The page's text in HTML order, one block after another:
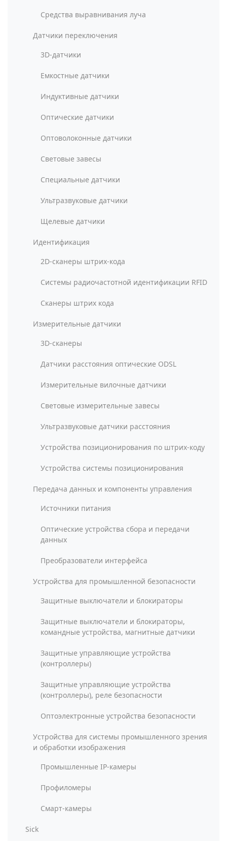
Средства выравнивания луча
Датчики переключения
3D-датчики
Емкостные датчики
Индуктивные датчики
Оптические датчики
Оптоволоконные датчики
Световые завесы
Специальные датчики
Ультразвуковые датчики
Щелевые датчики
Идентификация
2D-сканеры штрих-кода
Системы радиочастотной идентификации RFID
Сканеры штрих кода
Измерительные датчики
3D-сканеры
Датчики расстояния оптические ODSL
Измерительные вилочные датчики
Световые измерительные завесы
Ультразвуковые датчики расстояния
Устройства позиционирования по штрих-коду
Устройства системы позиционирования
Передача данных и компоненты управления
Источники питания
Оптические устройства сбора и передачи
данных
Преобразователи интерфейса
Устройства для промышленной безопасности
Защитные выключатели и блокираторы
Защитные выключатели и блокираторы,
командные устройства, магнитные датчики
Защитные управляющие устройства
(контроллеры)
Защитные управляющие устройства
(контроллеры), реле безопасности
Оптоэлектронные устройства безопасности
Устройства для системы промышленного зрения
и обработки изображения
Промышленные IP-камеры
Профиломеры
Смарт-камеры
Sick